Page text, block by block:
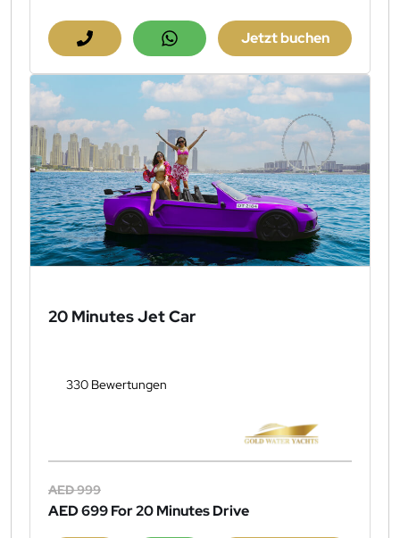
Jetzt buchen
20 Minutes Jet Car
330 Bewertungen
AED 999
AED 699For 20 Minutes Drive